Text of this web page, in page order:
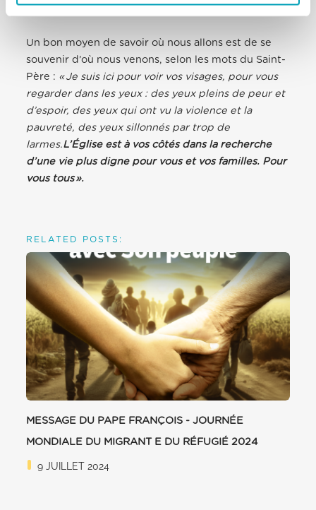
Un bon moyen de savoir où nous allons est de se
souvenir d’où nous venons, selon les mots du Saint-
Père : « Je suis ici pour voir vos visages, pour vous
regarder dans les yeux : des yeux pleins de peur et
d’espoir, des yeux qui ont vu la violence et la
pauvreté, des yeux sillonnés par trop de
larmes.L’Église est à vos côtés dans la recherche
d’une vie plus digne pour vous et vos familles. Pour
vous tous ».
RELATED POSTS:
MESSAGE DU PAPE FRANÇOIS - JOURNÉE
MONDIALE DU MIGRANT E DU RÉFUGIÉ 2024
9 JUILLET 2024